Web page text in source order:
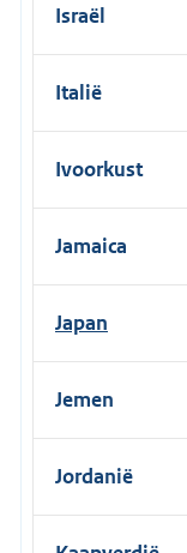
Israël
Italië
Ivoorkust
Jamaica
Japan
Jemen
Jordanië